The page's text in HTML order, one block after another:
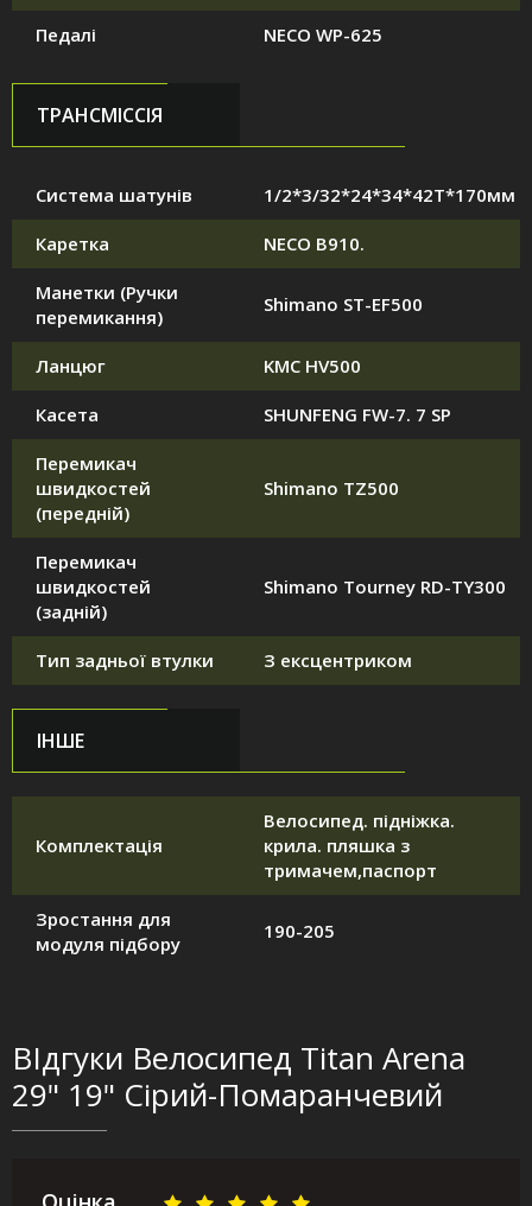
Педалі NECO WP-625
ТРАНСМІССІЯ
Система шатунів 1/2*3/32*24*34*42T*170мм
Каретка NECO B910.
Манетки (Ручки
перемикання)
Shimano ST-EF500
Ланцюг KMC HV500
Касета SHUNFENG FW-7. 7 SP
Перемикач
швидкостей
(передній)
Shimano TZ500
Перемикач
швидкостей
(задній)
Shimano Tourney RD-TY300
Тип задньої втулки З ексцентриком
ІНШЕ
Комплектація
Велосипед. підніжка.
крила. пляшка з
тримачем,паспорт
Зростання для
модуля підбору
190-205
ВІдгуки Велосипед Titan Arena
29" 19" Сірий-Помаранчевий